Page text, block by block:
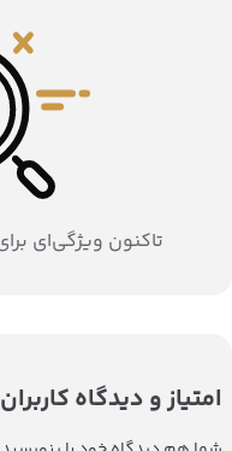
تاکنون ویژگی‌ای
امتیاز و دیدگاه کاربران